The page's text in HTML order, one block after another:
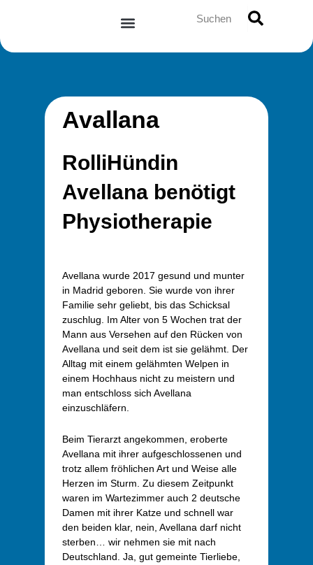
springen
Suche
Avallana
RolliHündin
Avellana benötigt
Physiotherapie
Avellana wurde 2017 gesund und munter
in Madrid geboren. Sie wurde von ihrer
Familie sehr geliebt, bis das Schicksal
zuschlug. Im Alter von 5 Wochen trat der
Mann aus Versehen auf den Rücken von
Avellana und seit dem ist sie gelähmt. Der
Alltag mit einem gelähmten Welpen in
einem Hochhaus nicht zu meistern und
man entschloss sich Avellana
einzuschläfern.
Beim Tierarzt angekommen, eroberte
Avellana mit ihrer aufgeschlossenen und
trotz allem fröhlichen Art und Weise alle
Herzen im Sturm. Zu diesem Zeitpunkt
waren im Wartezimmer auch 2 deutsche
Damen mit ihrer Katze und schnell war
den beiden klar, nein, Avellana darf nicht
sterben… wir nehmen sie mit nach
Deutschland. Ja, gut gemeinte Tierliebe,